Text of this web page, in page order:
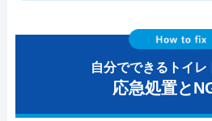
自分でできるトイレ
応急処置と